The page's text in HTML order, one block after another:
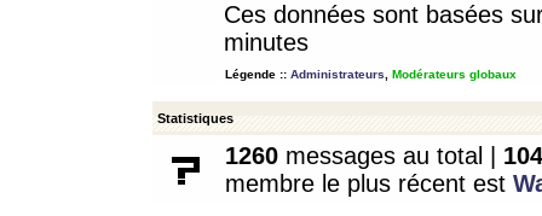
Ces données sont basées
minutes
Légende :: Administrateurs Modérateurs globaux
Statistiques
1260 messages au total | 104
membre le plus récent est